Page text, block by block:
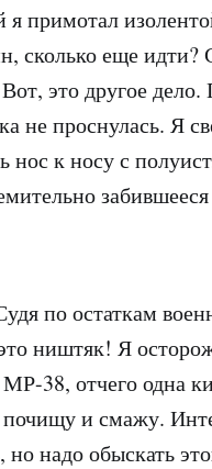
примотал
сколько еще
это другое
не проснулась. Я
нос к носу с
по остаткам
ништяк! Я
38, отчего одна
и смажу.
но надо обыскать